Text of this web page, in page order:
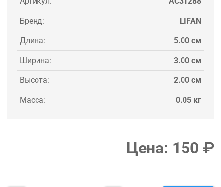
Бренд: LIFAN
Длина: 5.00 см
Ширина: 3.00 см
Высота: 2.00 см
Масса: 0.05 кг
Цена: 150 ₽